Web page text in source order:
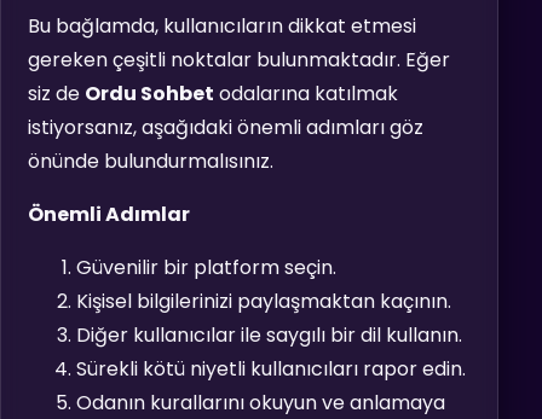
Bu bağlamda, kullanıcıların dikkat etmesi
gereken çeşitli noktalar bulunmaktadır. Eğer
siz de Ordu Sohbet odalarına katılmak
istiyorsanız, aşağıdaki önemli adımları göz
önünde bulundurmalısınız.
Önemli Adımlar
Güvenilir bir platform seçin.
Kişisel bilgilerinizi paylaşmaktan kaçının.
Diğer kullanıcılar ile saygılı bir dil kullanın.
Sürekli kötü niyetli kullanıcıları rapor edin.
Odanın kurallarını okuyun ve anlamaya